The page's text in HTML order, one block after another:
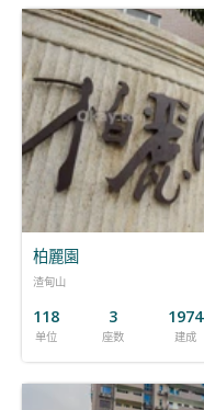
柏麗園
渣甸山
118
单位
3
座数
1974
建成